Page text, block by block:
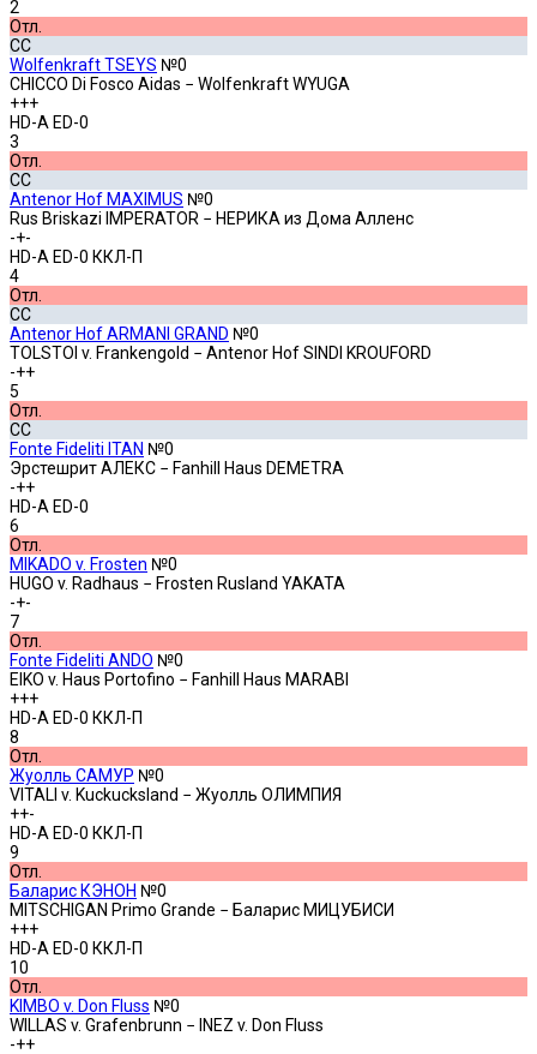
2
Отл.
СС
Wolfenkraft TSEYS №0
CHICCO Di Fosco Aidas − Wolfenkraft WYUGA
+++
HD-A ED-0
3
Отл.
СС
Antenor Hof MAXIMUS №0
Rus Briskazi IMPERATOR − НЕРИКА из Дома Алленс
-+-
HD-A ED-0 ККЛ-П
4
Отл.
СС
Antenor Hof ARMANI GRAND №0
TOLSTOI v. Frankengold − Antenor Hof SINDI KROUFORD
-++
5
Отл.
СС
Fonte Fideliti ITAN №0
Эрстешрит АЛЕКС − Fanhill Haus DEMETRA
-++
HD-A ED-0
6
Отл.
MIKADO v. Frosten №0
HUGO v. Radhaus − Frosten Rusland YAKATA
-+-
7
Отл.
Fonte Fideliti ANDO №0
EIKO v. Haus Portofino − Fanhill Haus MARABI
+++
HD-A ED-0 ККЛ-П
8
Отл.
Жуолль САМУР №0
VITALI v. Kuckucksland − Жуолль ОЛИМПИЯ
++-
HD-A ED-0 ККЛ-П
9
Отл.
Баларис КЭНОН №0
MITSCHIGAN Primo Grande − Баларис МИЦУБИСИ
+++
HD-A ED-0 ККЛ-П
10
Отл.
KIMBO v. Don Fluss №0
WILLAS v. Grafenbrunn − INEZ v. Don Fluss
-++